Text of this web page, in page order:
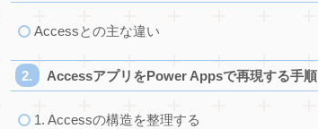
Accessとの主な違い
AccessアプリをPower Appsで再現する手順
1. Accessの構造を整理する